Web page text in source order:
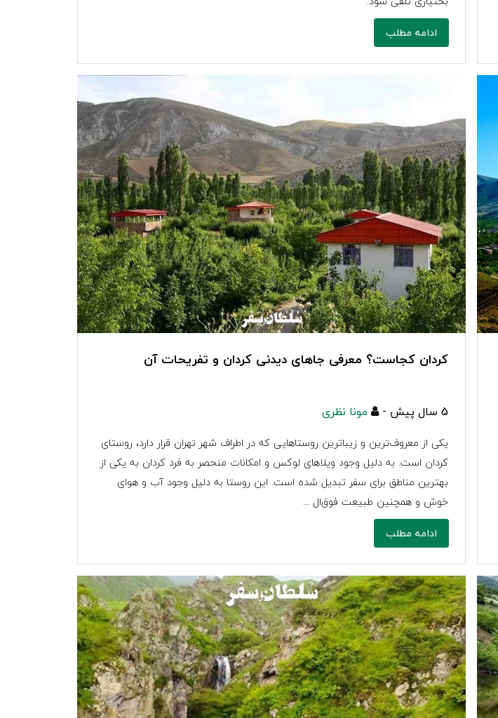
ادامه مطلب
کردان کجاست؟ معرفی جاهای دیدنی کردان و تفریحات آن
5 سال پیش - مونا نظری
یکی از معروف‌ترین و زیباترین روستاهایی که در اطراف شهر تهران قرار دارد، روستای
کردان است. به دلیل وجود ویلاهای لوکس و امکانات منحصر به فرد کردان به یکی از
بهترین مناطق برای سفر تبدیل شده است. این روستا به دلیل وجود آب و هوای
خوش و همچنین طبیعت فوق‌ال ...
ادامه مطلب